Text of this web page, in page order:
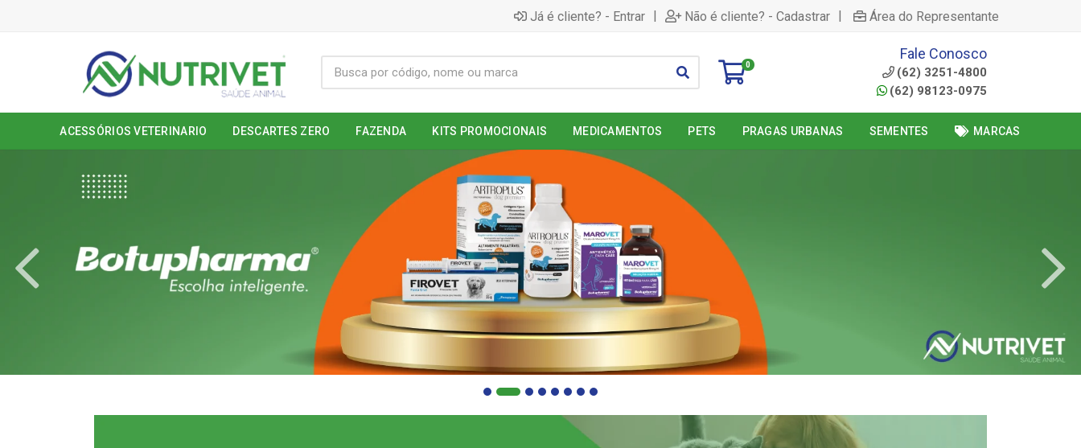
Já é cliente? - Entrar | Não é cliente? - Cadastrar | Área do Representante
0
Fale Conosco
(62) 3251-4800
(62) 98123-0975
ACESSÓRIOS VETERINARIO DESCARTES ZERO FAZENDA KITS PROMOCIONAIS MEDICAMENTOS PETS PRAGAS URBANAS SEMENTES MARCAS